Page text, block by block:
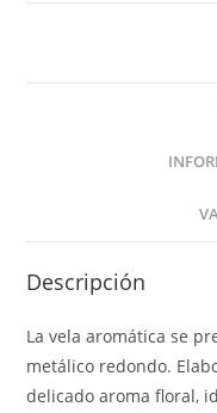
Descripción
La vela aromática se
metálico redondo.
delicado aroma floral,